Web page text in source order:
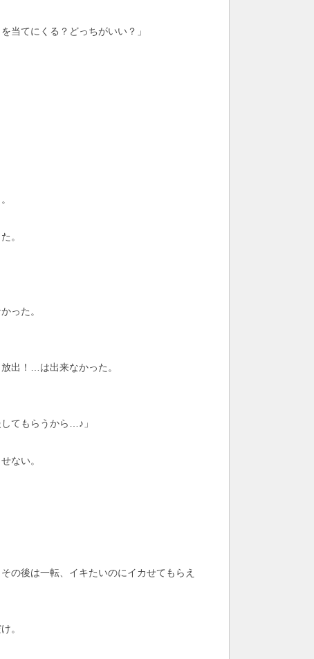
当てにくる？どっちがいい？」
。
った。
出！…は出来なかった。
てもらうから…♪」
ない。
の後は一転、イキたいのにイカせてもらえ
。